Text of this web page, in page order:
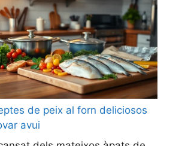
de peix al forn deliciosos
avui